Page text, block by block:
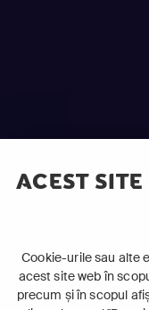
ACEST
Cookie-urile sau alte
acest site web în
precum și în scopul